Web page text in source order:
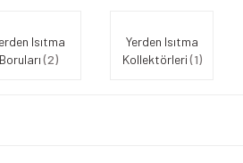
Isıtma
Boruları(2)
Yerden Isıtma
Kollektörleri(1)